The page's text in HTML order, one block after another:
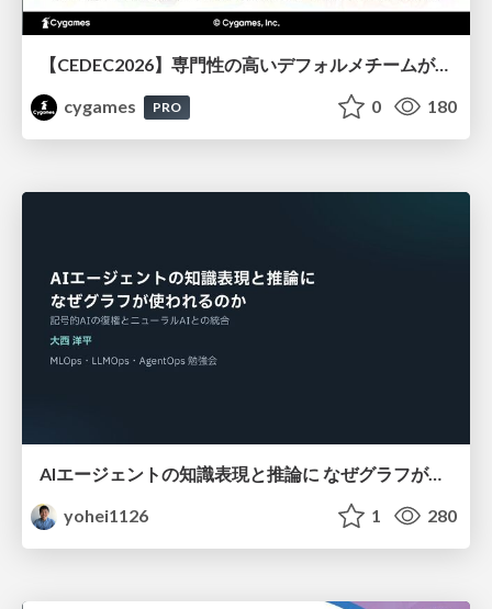
【CEDEC2026】専門性の高いデフォルメチームが挑んだ人材育成戦略 〜Cygames Academiaの企画から実施まで〜
cygames
PRO 0 180
AIエージェントの知識表現と推論に なぜグラフが使われるのか - 記号的AIの復権とニューラルAIとの統合
yohei1126
1 280